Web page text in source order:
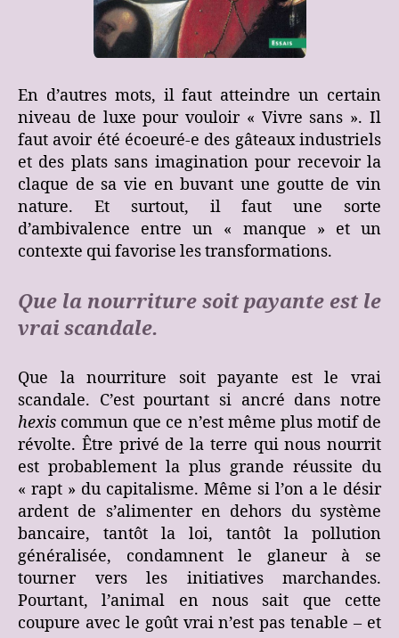
En d’autres mots, il faut atteindre un certain
niveau de luxe pour vouloir « Vivre sans ». Il
faut avoir été écoeuré-e des gâteaux industriels
et des plats sans imagination pour recevoir la
claque de sa vie en buvant une goutte de vin
nature. Et surtout, il faut une sorte
d’ambivalence entre un « manque » et un
contexte qui favorise les transformations.
Que la nourriture soit payante est le
vrai scandale.
Que la nourriture soit payante est le vrai
scandale. C’est pourtant si ancré dans notre
hexis commun que ce n’est même plus motif de
révolte. Être privé de la terre qui nous nourrit
est probablement la plus grande réussite du
« rapt » du capitalisme. Même si l’on a le désir
ardent de s’alimenter en dehors du système
bancaire, tantôt la loi, tantôt la pollution
généralisée, condamnent le glaneur à se
tourner vers les initiatives marchandes.
Pourtant, l’animal en nous sait que cette
coupure avec le goût vrai n’est pas tenable – et